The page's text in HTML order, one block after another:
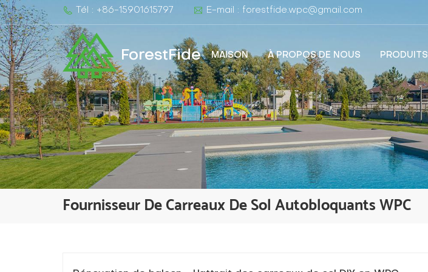
Tél : +86-15901615797 E-mail : forestfide.wpc@gmail.com
ForestFide MAISON À PROPOS DE NOUS PRODUITS
Fournisseur De Carreaux De Sol Autobloquants WPC